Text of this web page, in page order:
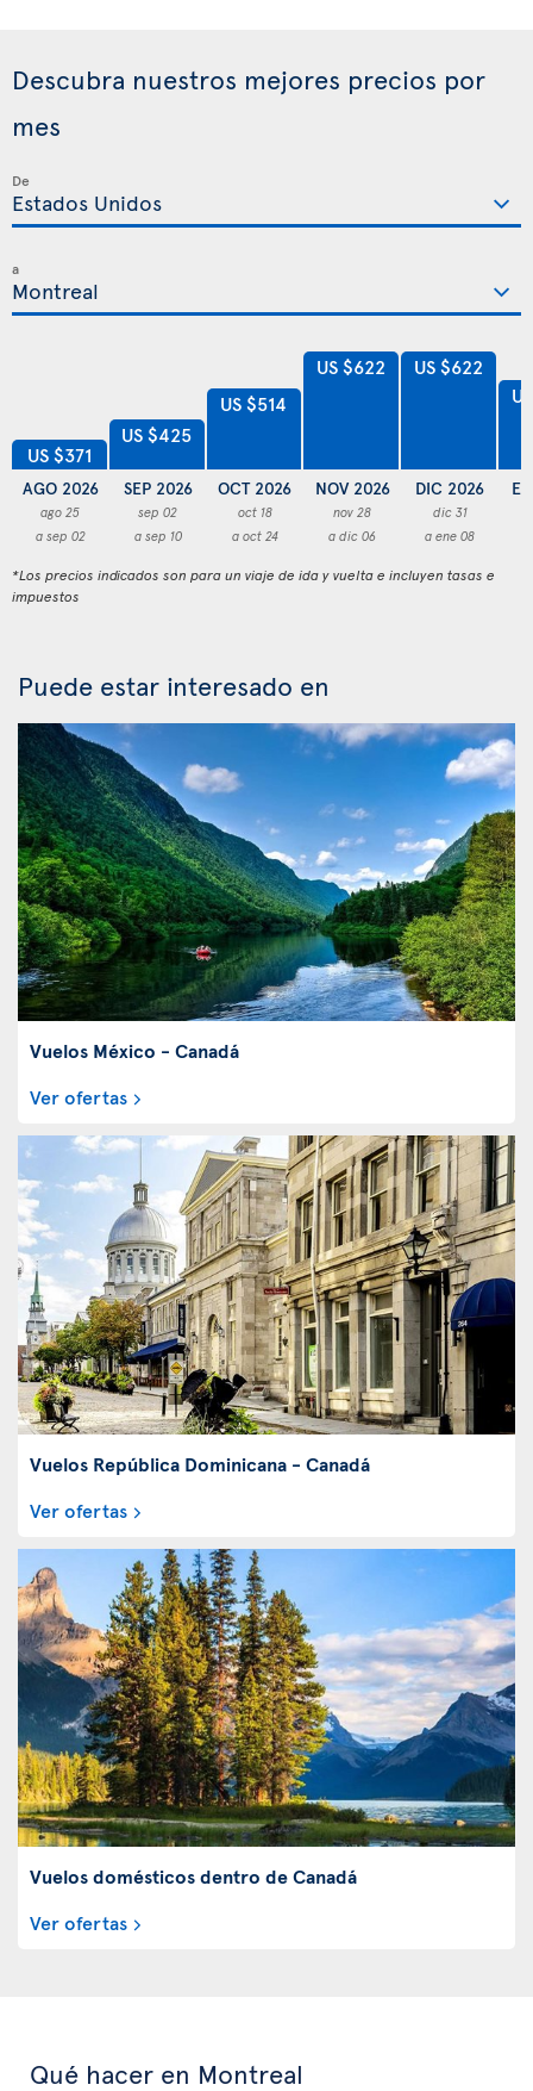
Descubra nuestros mejores precios por
mes
De
a
US $371
AGO 2026
ago 25
a sep 02
US $425
SEP 2026
sep 02
a sep 10
US $514
OCT 2026
oct 18
a oct 24
US $622
NOV 2026
nov 28
a dic 06
US $622
DIC 2026
dic 31
a ene 08
*Los precios indicados son para un viaje de ida y vuelta e incluyen tasas e
impuestos
Puede estar interesado en
Vuelos México - Canadá
Ver ofertas
Vuelos República Dominicana - Canadá
Ver ofertas
Vuelos domésticos dentro de Canadá
Ver ofertas
Qué hacer en Montreal